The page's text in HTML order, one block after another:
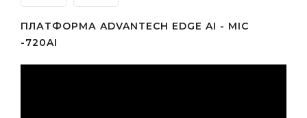
ПЛАТФОРМА ADVANTECH EDGE AI - MIC
-720AI